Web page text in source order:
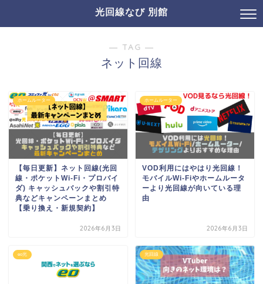
光回線なび 別館
― TAG ―
ネット回線
ホームルーター
【毎日更新】ネット回線(光回
線・ポケットWi-Fi・プロバイ
ダ) キャッシュバックや割引特
典などキャンペーンまとめ
【乗り換え・新規契約】
2026年6月3日
ホームルーター
VOD利用にはやはり光回線！
モバイルWi-Fiやホームルータ
ーより光回線が向いている理
由
2026年6月3日
eo光 光回線